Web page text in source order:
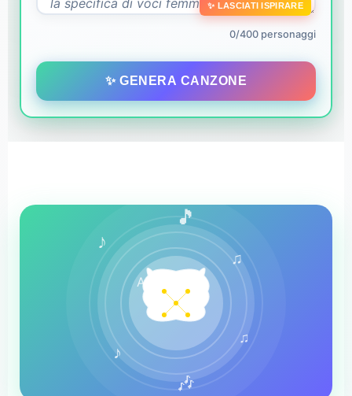
✨ LASCIATI ISPIRARE
0/400 personaggi
✨ GENERA CANZONE
♪
♫
♪
♫
🎵
🎶
AI